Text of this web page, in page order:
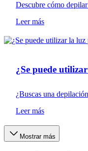
Descubre cómo
Leer más
¿Se puede
¿Buscas una
Leer más
Mostrar más